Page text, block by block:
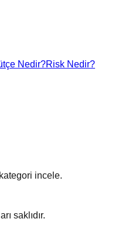
Nedir?Risk Nedir?
incele.
saklıdır.